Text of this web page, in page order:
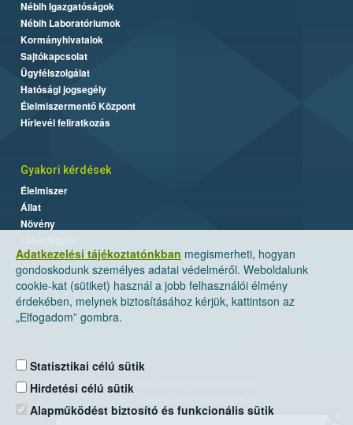
Adatkezelési tájékoztatónkban megismerheti, hogyan
gondoskodunk személyes adatai védelméről. Weboldalunk
cookie-kat (sütiket) használ a jobb felhasználói élmény
érdekében, melynek biztosításához kérjük, kattintson az
„Elfogadom” gombra.
Statisztikai célú sütik
Hirdetési célú sütik
Alapműködést biztosító és funkcionális sütik
Nébih Igazgatóságok
Nébih Laboratóriumok
Kormányhivatalok
Sajtókapcsolat
Ügyfélszolgálat
Hatósági jogsegély
Élelmiszermentő Központ
Hírlevél feliratkozás
Gyakori kérdések
Élelmiszer
Állat
Növény
Nemzeti Élelmiszerlánc-biztonsági Hivatal
Levelezési cím: 1525 Budapest. Pf. 30.